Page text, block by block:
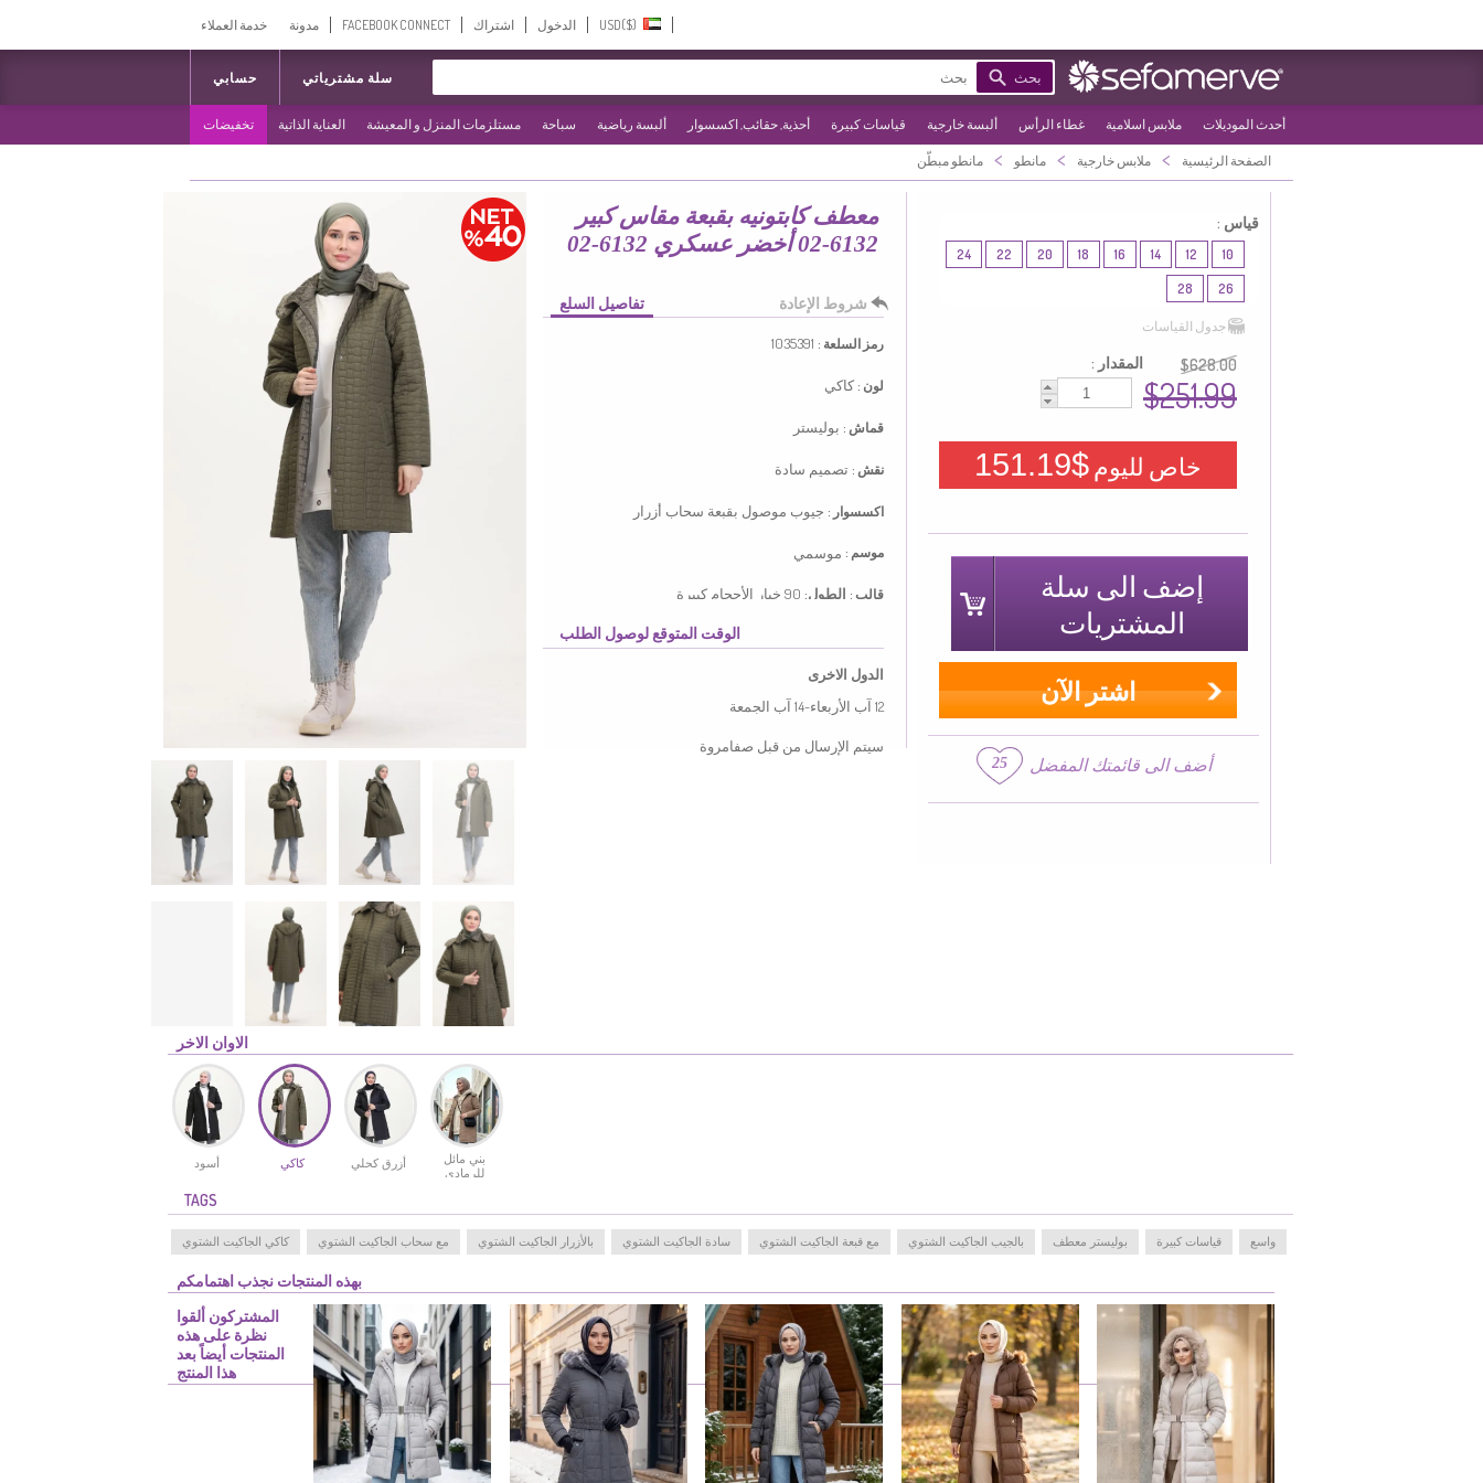
الدخول اشتراك FACEBOOK CONNECT مدونة خدمة العملاء
بحث حسابي سلة مشترياتي
أحدث الموديلات ملابس اسلامية غطاء الرأس ألبسة خارجية قياسات كبيرة أحذية, حقائب, اكسسوار ألبسة رياضية سباحة مستلزمات المنزل و المعيشة العناية الذاتية تخفيضات
الصفحة الرئيسية > ملابس خارجية > مانطو > مانطو مبطّن
معطف كابتونيه بقبعة مقاس كبير
6132-02 أخضر عسكري 6132-02
تفاصيل السلع شروط الإعادة
رمز السلعة : 1035391
لون : كاكي
قماش : بوليستر
نقش : تصميم سادة
اكسسوار : جيوب موصول بقبعة سحاب أزرار
موسم : موسمي
قالب : الطول: خيار الأحجام كبيرة
ذو لون الحشيشي. قماش البوليستر لا يحتاج كثيرا إلى
الكوي. ذو مظهر سادة. استعملت الأزرار ليجعل المنتج
سهولة الارتداء. قماشه مناسب لجميع المواسم. هناك
مقاسات كبيرة.
الوقت المتوقع لوصول الطلب
الدول الاخرى
12 آب الأربعاء-14 آب الجمعة
سيتم الإرسال من قبل صفامروة
قياس :
10
12
14
16
18
20
22
24
26
28
جدول القياسات
المقدار : $628.00
$251.99
خاص لليوم$151.19
إضف الى سلة
المشتريات
اشتر الآن
25 أضف الى قائمتك المفضل
الاوان الاخر
أسود كاكي أزرق كحلي
بني مائل
للرمادي
TAGS
كاكي الجاكيت الشتوي مع سحاب الجاكيت الشتوي بالأزرار الجاكيت الشتوي سادة الجاكيت الشتوي مع قبعة الجاكيت الشتوي بالجيب الجاكيت الشتوي بوليستر معطف قياسات كبيرة واسع
بهذه المنتجات نجذب اهتمامكم
المشتركون ألقوا
نظرة على هذه
المنتجات أيضاً بعد
هذا المنتج